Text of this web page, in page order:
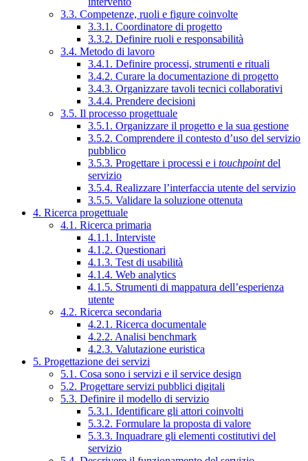
3.3. Competenze, ruoli e figure coinvolte
3.3.1. Coordinatore di progetto
3.3.2. Definire ruoli e responsabilità
3.4. Metodo di lavoro
3.4.1. Definire processi, strumenti e rituali
3.4.2. Curare la documentazione di progetto
3.4.3. Organizzare tavoli tecnici collaborativi
3.4.4. Prendere decisioni
3.5. Il processo progettuale
3.5.1. Organizzare il progetto e la sua gestione
3.5.2. Comprendere il contesto d’uso del servizio
pubblico
3.5.3. Progettare i processi e i touchpointdel
servizio
3.5.4. Realizzare l’interfaccia utente del servizio
3.5.5. Validare la soluzione ottenuta
4. Ricerca progettuale
4.1. Ricerca primaria
4.1.1. Interviste
4.1.2. Questionari
4.1.3. Test di usabilità
4.1.4. Web analytics
4.1.5. Strumenti di mappatura dell’esperienza
utente
4.2. Ricerca secondaria
4.2.1. Ricerca documentale
4.2.2. Analisi benchmark
4.2.3. Valutazione euristica
5. Progettazione dei servizi
5.1. Cosa sono i servizi e il service design
5.2. Progettare servizi pubblici digitali
5.3. Definire il modello di servizio
5.3.1. Identificare gli attori coinvolti
5.3.2. Formulare la proposta di valore
5.3.3. Inquadrare gli elementi costitutivi del
servizio